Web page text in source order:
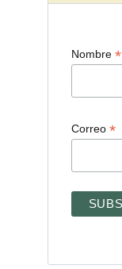
Nombre *
Correo *